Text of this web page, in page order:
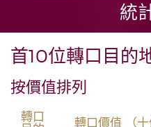
統
首10位轉口目的
按價值排列
轉口
轉口價值 （